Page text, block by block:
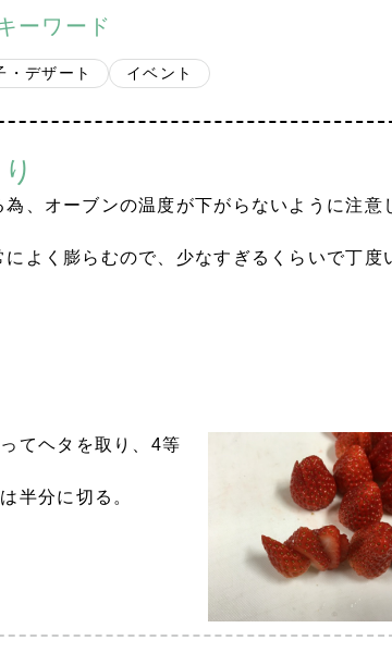
ーワード
・デザート イベント
、オーブンの温度が下がらないように注意
によく膨らむので、少なすぎるくらいで丁度
てヘタを取り、4等
半分に切る。